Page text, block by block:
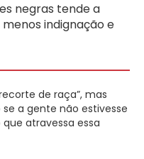
negras tende a
indignação e
de raça”, mas
a gente não estivesse
atravessa essa